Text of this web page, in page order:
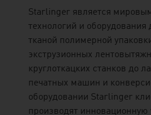
Starlinger является
технологий и оборудования
тканой полимерной
экструзионных
круглоткацких станков до
печатных машин и
оборудовании Starlinger
производят инновационную